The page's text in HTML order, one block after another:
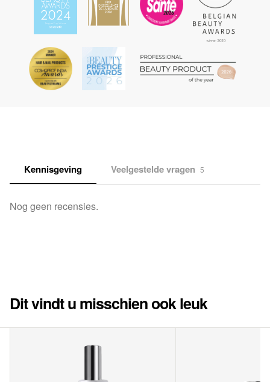
Kennisgeving Veelgestelde vragen 5
Nog geen recensies.
Dit vindt u misschien ook leuk